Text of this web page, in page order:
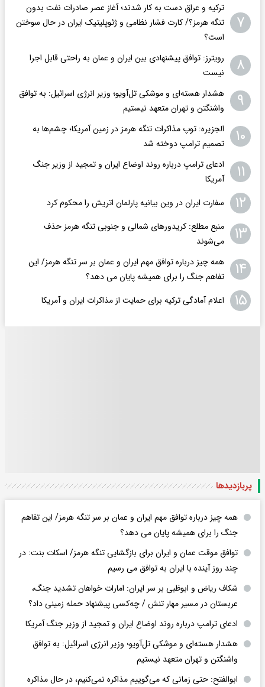
۷
ترکیه و عراق دست به کار شدند؛ آغاز عصر صادرات نفت بدون
تنگه هرمز؟/ کارت فشار نظامی و ژئوپلیتیک ایران در حال سوختن
است؟
۸
رویترز: توافق پیشنهادی بین ایران و عمان به راحتی قابل اجرا
نیست
۹
هشدار هسته‌ای و موشکی تل‌آویو؛ وزیر انرژی اسرائیل: به توافق
واشنگتن و تهران متعهد نیستیم
۱۰
الجزیره: توپ مذاکرات تنگه هرمز در زمین آمریکا؛ چشم‌ها به
تصمیم ترامپ دوخته شد
۱۱
ادعای ترامپ درباره روند اوضاع ایران و تمجید از وزیر جنگ
آمریکا
۱۲ سفارت ایران در وین بیانیه پارلمان اتریش را محکوم کرد
۱۳
منبع مطلع: کریدورهای شمالی و جنوبی تنگه هرمز حذف
می‌شوند
۱۴
همه چیز درباره توافق مهم ایران و عمان بر سر تنگه هرمز/ این
تفاهم جنگ را برای همیشه پایان می دهد؟
۱۵ اعلام آمادگی ترکیه برای حمایت از مذاکرات ایران و آمریکا
پربازدید‌ها
همه چیز درباره توافق مهم ایران و عمان بر سر تنگه هرمز/ این تفاهم
جنگ را برای همیشه پایان می دهد؟
توافق موقت عمان و ایران برای بازگشایی تنگه هرمز/ اسکات بنت: در
چند روز آینده با ایران به توافق می رسیم
شکاف ریاض و ابوظبی بر سر ایران: امارات خواهان تشدید جنگ،
عربستان در مسیر مهار تنش / چه‌کسی پیشنهاد حمله زمینی داد؟
ادعای ترامپ درباره روند اوضاع ایران و تمجید از وزیر جنگ آمریکا
هشدار هسته‌ای و موشکی تل‌آویو؛ وزیر انرژی اسرائیل: به توافق
واشنگتن و تهران متعهد نیستیم
ابوالفتح: حتی زمانی که می‌گوییم مذاکره نمی‌کنیم، در حال مذاکره